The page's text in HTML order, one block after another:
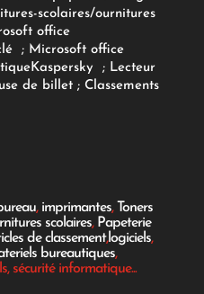
scolaires/ournitures
office
; Microsoft office
Kaspersky ; Lecteur
de billet; Classements
, imprimantes, Toners
scolaires, Papeterie
de classement,logiciels,
bureautiques,
sécurité informatique...